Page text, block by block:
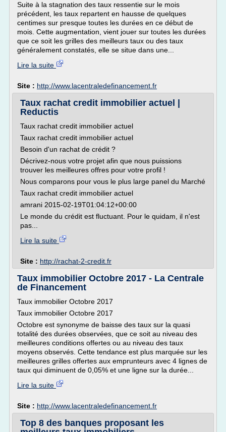
Suite à la stagnation des taux ressentie sur le mois
précédent, les taux repartent en hausse de quelques
centimes sur presque toutes les durées en ce début de
mois. Cette augmentation, vient jouer sur toutes les durées
que ce soit les grilles des meilleurs taux ou des taux
généralement constatés, elle se situe dans une...
Lire la suite
Site : http://www.lacentraledefinancement.fr
Taux rachat credit immobilier actuel |
Reductis
Taux rachat credit immobilier actuel
Taux rachat credit immobilier actuel
Besoin d'un rachat de crédit ?
Décrivez-nous votre projet afin que nous puissions
trouver les meilleures offres pour votre profil !
Nous comparons pour vous le plus large panel du Marché
Taux rachat credit immobilier actuel
amrani 2015-02-19T01:04:12+00:00
Le monde du crédit est fluctuant. Pour le quidam, il n'est
pas...
Lire la suite
Site : http://rachat-2-credit.fr
Taux immobilier Octobre 2017 - La Centrale
de Financement
Taux immobilier Octobre 2017
Taux immobilier Octobre 2017
Octobre est synonyme de baisse des taux sur la quasi
totalité des durées observées, que ce soit au niveau des
meilleures conditions offertes ou au niveau des taux
moyens observés. Cette tendance est plus marquée sur les
meilleures grilles offertes aux emprunteurs avec 4 lignes de
taux qui diminuent de 0,05% et une ligne sur la durée...
Lire la suite
Site : http://www.lacentraledefinancement.fr
Top 8 des banques proposant les